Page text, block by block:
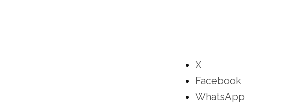
X
Facebook
WhatsApp